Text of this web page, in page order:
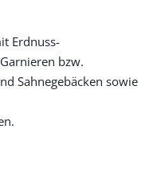
Erdnuss-
bzw.
Sahnegebäcken sowie